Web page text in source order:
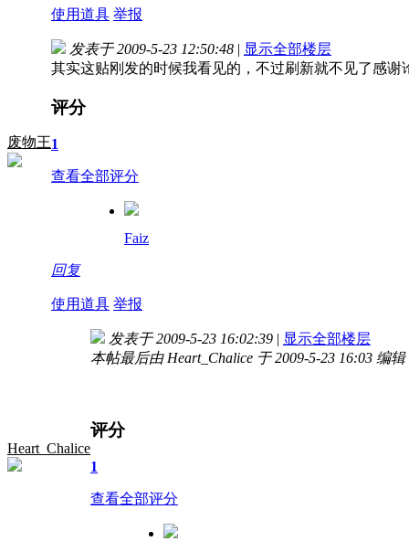
使用道具 举报
废物王
发表于 2009-5-23 12:50:48 | 显示全部楼层
其实这贴刚发的时候我看见的，不过刷新就不见了感谢
评分
1
查看全部评分
Faiz
回复
使用道具 举报
Heart_Chalice
发表于 2009-5-23 16:02:39 | 显示全部楼层
本帖最后由 Heart_Chalice 于 2009-5-23 16:03 编辑
评分
1
查看全部评分